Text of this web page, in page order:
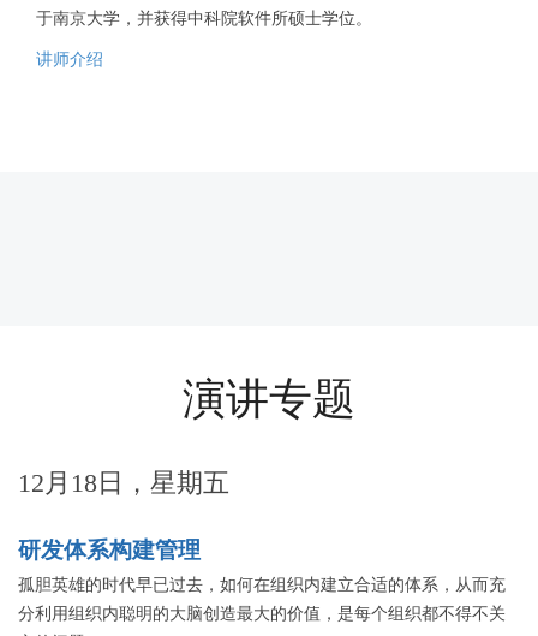
于南京大学，并获得中科院软件所硕士学位。
讲师介绍
演讲专题
12月18日，星期五
研发体系构建管理
孤胆英雄的时代早已过去，如何在组织内建立合适的体系，从而充
分利用组织内聪明的大脑创造最大的价值，是每个组织都不得不关